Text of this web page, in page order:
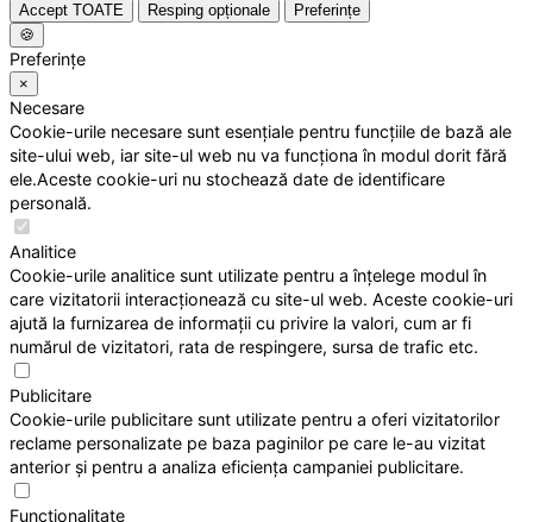
Accept TOATE Resping opționale
Preferințe
🍪
Preferințe
×
Necesare
Cookie-urile necesare sunt esențiale pentru funcțiile de bază ale
site-ului web, iar site-ul web nu va funcționa în modul dorit fără
ele.Aceste cookie-uri nu stochează date de identificare
personală.
Analitice
Cookie-urile analitice sunt utilizate pentru a înțelege modul în
care vizitatorii interacționează cu site-ul web. Aceste cookie-uri
ajută la furnizarea de informații cu privire la valori, cum ar fi
numărul de vizitatori, rata de respingere, sursa de trafic etc.
Publicitare
Cookie-urile publicitare sunt utilizate pentru a oferi vizitatorilor
reclame personalizate pe baza paginilor pe care le-au vizitat
anterior și pentru a analiza eficiența campaniei publicitare.
Funcționalitate